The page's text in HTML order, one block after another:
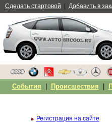
Регистрация на сайте
Сделать стартовой Добавить в
События Происшествия